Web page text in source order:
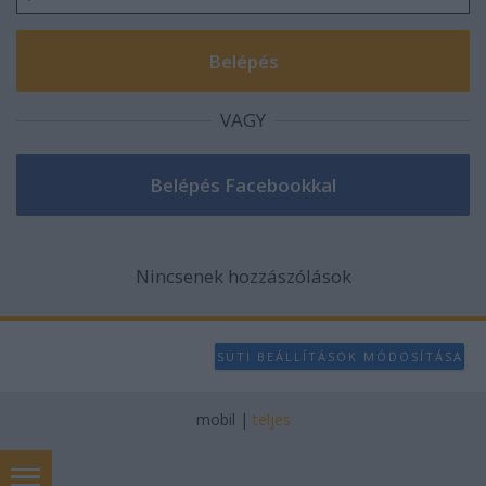
VAGY
Nincsenek hozzászólások
SÜTI BEÁLLÍTÁSOK MÓDOSÍTÁSA
mobil | teljes